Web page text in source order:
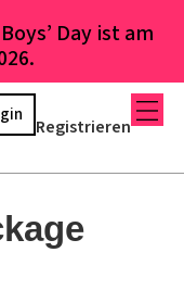
Day ist am
Registrieren